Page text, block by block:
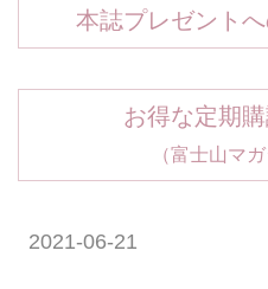
本誌プレゼント
お得な定期
（富士山マガ
2021-06-21